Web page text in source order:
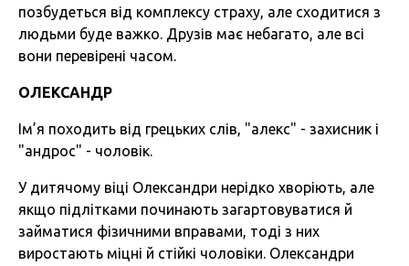
позбудеться від комплексу страху, але сходитися з
людьми буде важко. Друзів має небагато, але всі
вони перевірені часом.
ОЛЕКСАНДР
Ім’я походить від грецьких слів, "алекс" - захисник і
"андрос" - чоловік.
У дитячому віці Олександри нерідко хворіють, але
якщо підлітками починають загартовуватися й
займатися фізичними вправами, тоді з них
виростають міцні й стійкі чоловіки. Олександри